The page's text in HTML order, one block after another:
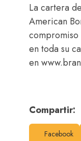
La cartera
American
compromiso
en toda su
en
Compartir:
Facebook